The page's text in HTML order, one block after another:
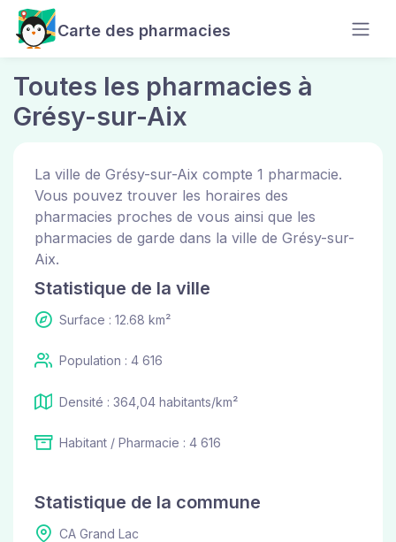
Carte des pharmacies
Toutes les pharmacies à
Grésy-sur-Aix
La ville de Grésy-sur-Aix compte 1 pharmacie.
Vous pouvez trouver les horaires des
pharmacies proches de vous ainsi que les
pharmacies de garde dans la ville de Grésy-sur-
Aix.
Statistique de la ville
Surface : 12.68 km²
Population : 4 616
Densité : 364,04 habitants/km²
Habitant / Pharmacie : 4 616
Statistique de la commune
CA Grand Lac